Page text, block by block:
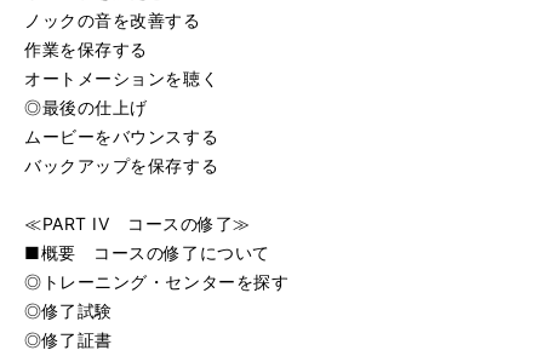
ノックの音を改善する
作業を保存する
オートメーションを聴く
◎最後の仕上げ
ムービーをバウンスする
バックアップを保存する
≪PART IV コースの修了≫
■概要 コースの修了について
◎トレーニング・センターを探す
◎修了試験
◎修了証書